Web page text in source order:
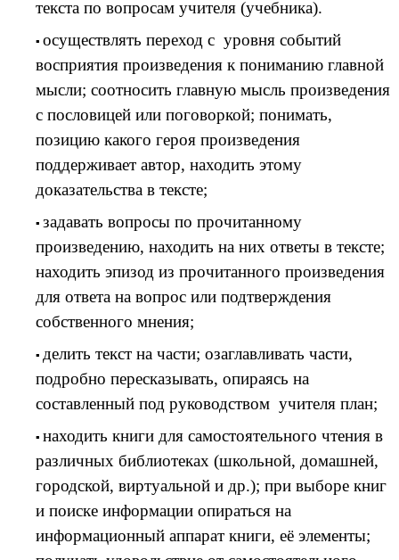
текста по вопросам учителя (учебника).
осуществлять переход с уровня событий
восприятия произведения к пониманию главной
мысли; соотносить главную мысль произведения
с пословицей или поговоркой; понимать,
позицию какого героя произведения
поддерживает автор, находить этому
доказательства в тексте;
задавать вопросы по прочитанному
произведению, находить на них ответы в тексте;
находить эпизод из прочитанного произведения
для ответа на вопрос или подтверждения
собственного мнения;
делить текст на части; озаглавливать части,
подробно пересказывать, опираясь на
составленный под руководством учителя план;
находить книги для самостоятельного чтения в
различных библиотеках (школьной, домашней,
городской, виртуальной и др.); при выборе книг
и поиске информации опираться на
информационный аппарат книги, её элементы;